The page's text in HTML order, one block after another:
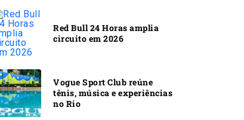
Red Bull 24 Horas amplia
circuito em 2026
Vogue Sport Club reúne
tênis, música e experiências
no Rio